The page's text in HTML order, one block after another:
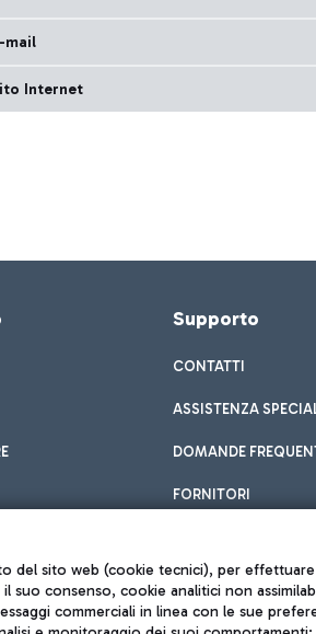
mail
Internet
Supporto
CONTATTI
ASSISTENZA
DOMANDE
FORNITORI
del sito web (cookie tecnici), per
suo consenso, cookie analitici non
commerciali in linea con le sue